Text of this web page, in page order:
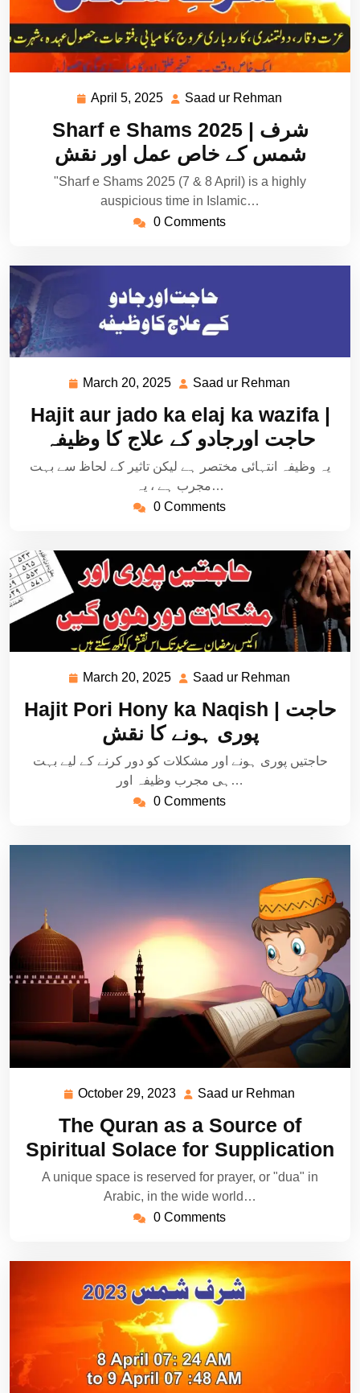
April 5, 2025 April
2025
Saad ur Rehman
Rehman
Sharf e Shams 2025 | شرف
شمس کے خاص عمل اور نقش
"Sharf e Shams 2025 (7 & 8 April) is a highly
auspicious time in Islamic…
0 Comments
March 20, 2025 March
2025
Saad ur Rehman
Rehman
Hajit aur jado ka elaj ka wazifa |
حاجت اورجادو کے علاج کا وظیفہ
یہ وظیفہ انتہائی مختصر ہے لیکن تاثیر کے لحاظ سے بہت
مجرب ہے ، یہ…
0 Comments
March 20, 2025 March
2025
Saad ur Rehman
Rehman
Hajit Pori Hony ka Naqish | حاجت
پوری ہونے کا نقش
حاجتیں پوری ہونے اور مشکلات کو دور کرنے کے لیے بہت
ہی مجرب وظیفہ اور…
0 Comments
October 29, 2023 October
2023
Saad ur Rehman
Rehman
The Quran as a Source of
Spiritual Solace for Supplication
A unique space is reserved for prayer, or "dua" in
Arabic, in the wide world…
0 Comments